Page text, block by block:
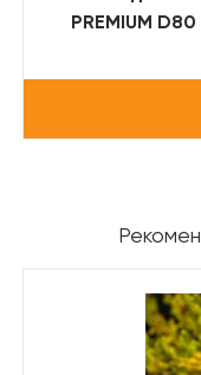
PREMIUM